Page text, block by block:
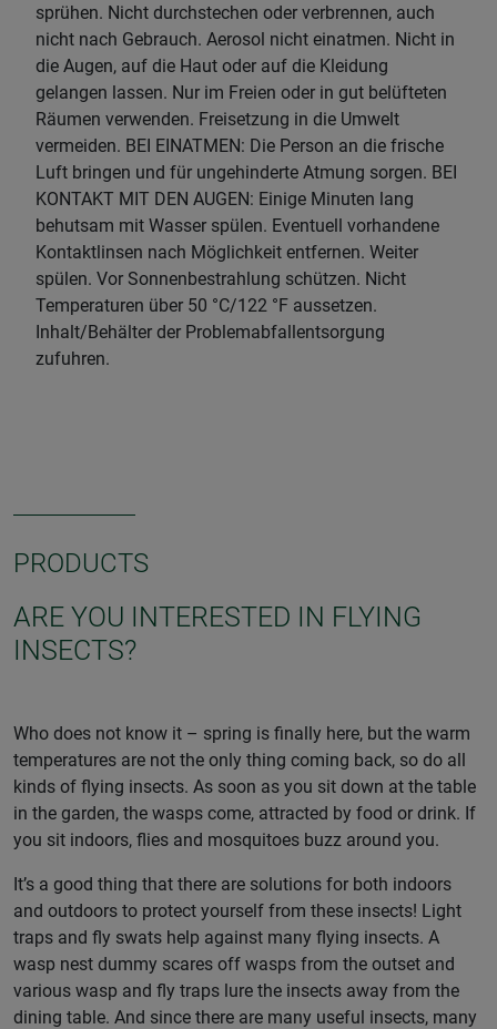
sprühen. Nicht durchstechen oder verbrennen, auch
nicht nach Gebrauch. Aerosol nicht einatmen. Nicht in
die Augen, auf die Haut oder auf die Kleidung
gelangen lassen. Nur im Freien oder in gut belüfteten
Räumen verwenden. Freisetzung in die Umwelt
vermeiden. BEI EINATMEN: Die Person an die frische
Luft bringen und für ungehinderte Atmung sorgen. BEI
KONTAKT MIT DEN AUGEN: Einige Minuten lang
behutsam mit Wasser spülen. Eventuell vorhandene
Kontaktlinsen nach Möglichkeit entfernen. Weiter
spülen. Vor Sonnenbestrahlung schützen. Nicht
Temperaturen über 50 °C/122 °F aussetzen.
Inhalt/Behälter der Problemabfallentsorgung
zufuhren.
PRODUCTS
ARE YOU INTERESTED IN FLYING
INSECTS?
Who does not know it – spring is finally here, but the warm
temperatures are not the only thing coming back, so do all
kinds of flying insects. As soon as you sit down at the table
in the garden, the wasps come, attracted by food or drink. If
you sit indoors, flies and mosquitoes buzz around you.
It’s a good thing that there are solutions for both indoors
and outdoors to protect yourself from these insects! Light
traps and fly swats help against many flying insects. A
wasp nest dummy scares off wasps from the outset and
various wasp and fly traps lure the insects away from the
dining table. And since there are many useful insects, many